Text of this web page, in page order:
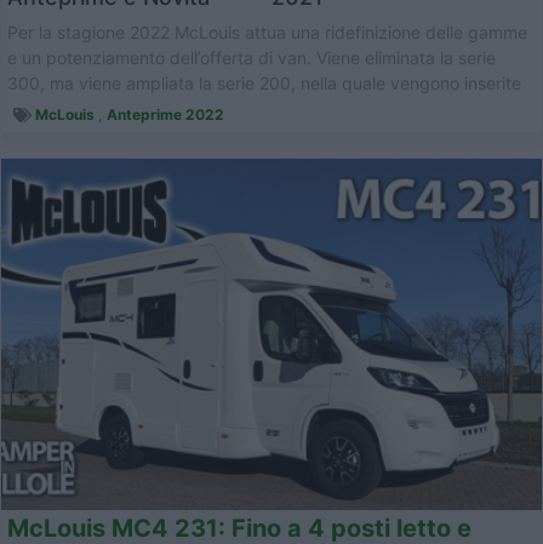
Per la stagione 2022 McLouis attua una ridefinizione delle gamme
e un potenziamento dell’offerta di van. Viene eliminata la serie
300, ma viene ampliata la serie 200, nella quale vengono inserite
an...McLouis Anteprime 2022
McLouis MC4 231: Fino a 4 posti letto e